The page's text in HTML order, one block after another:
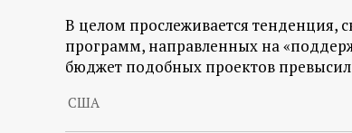
В целом прослеживается тенденция,
программ, направленных на
бюджет подобных проектов
США